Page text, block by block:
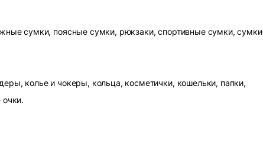
сумки, поясные сумки, рюкзаки, спортивные сумки, сумки
колье и чокеры, кольца, косметички, кошельки, папки,
очки.